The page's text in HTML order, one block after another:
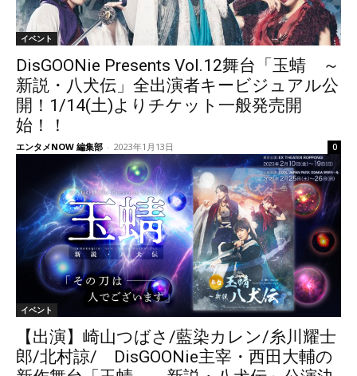
イベント
DisGOONie Presents Vol.12舞台「玉蜻 ～
新説・八犬伝」全出演者キービジュアル公
開！1/14(土)よりチケット一般発売開
始！！
エンタメNOW 編集部 - 2023年1月13日 0
イベント
【出演】崎山つばさ/藍染カレン/糸川耀士
郎/北村諒/ DisGOONie主宰・西田大輔の